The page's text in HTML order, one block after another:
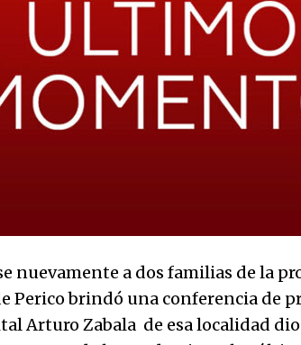
nuevamente a dos familias de la
Perico brindó una conferencia de
Arturo Zabala de esa localidad dio